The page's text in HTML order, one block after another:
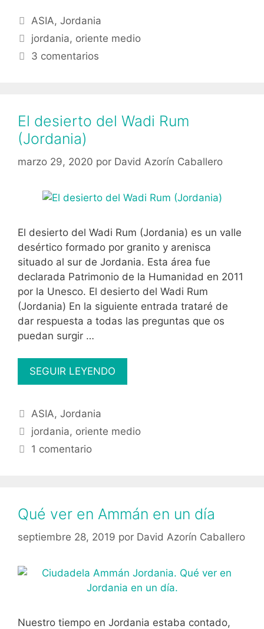
Jordania
Categorías
ASIA,Jordania
Etiquetas
jordania, oriente medio
3 comentarios
El desierto del Wadi Rum
(Jordania)
marzo 29, 2020 por David Azorín Caballero
El desierto del Wadi Rum (Jordania) es un valle
desértico formado por granito y arenisca
situado al sur de Jordania. Esta área fue
declarada Patrimonio de la Humanidad en 2011
por la Unesco. El desierto del Wadi Rum
(Jordania) En la siguiente entrada trataré de
dar respuesta a todas las preguntas que os
puedan surgir …
SEGUIR LEYENDO
desierto
Rum
Categorías
ASIA,Jordania
Etiquetas
jordania, oriente medio
1 comentario
Qué ver en Ammán en un día
septiembre 28, 2019 por David Azorín Caballero
Nuestro tiempo en Jordania estaba contado,